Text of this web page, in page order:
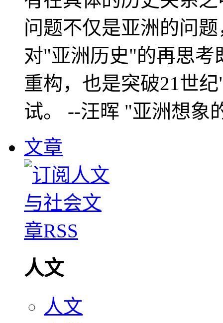
问题不仅是亚洲的问
对"亚洲历史"的再思考
重构，也是突破21世
试。 --汪晖 "亚洲想象
文章
人文
人文